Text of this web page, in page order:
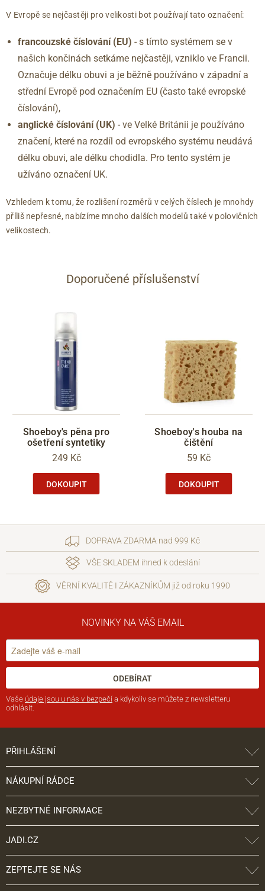
42.5
44
44.5
45
46
46.5
47
9.5
10
10.5
11
12
283
292
296
300
304
313
V Evropě se nejčastěji pro velikosti bot používají tato označení:
francouzské číslování (EU) - s tímto systémem se v
našich končinách setkáme nejčastěji, vzniklo ve Francii.
Označuje délku obuvi a je běžně používáno v západní a
střední Evropě pod označením EU (často také evropské
číslování),
anglické číslování (UK) - ve Velké Británii je používáno
značení, které na rozdíl od evropského systému neudává
délku obuvi, ale délku chodidla. Pro tento systém je
užíváno označení UK.
Vzhledem k tomu, že rozlišení rozměrů v celých číslech je mnohdy
příliš nepřesné, nabízíme mnoho dalších modelů také v polovičních
velikostech.
Doporučené příslušenství
Shoeboy's pěna pro
ošetření syntetiky
249 Kč
DOKOUPIT
Shoeboy's houba na
čištění
59 Kč
DOKOUPIT
DOPRAVA ZDARMA nad 999 Kč
VŠE SKLADEM ihned k odeslání
VĚRNÍ KVALITĚ I ZÁKAZNÍKŮM již od roku 1990
NOVINKY NA VÁŠ EMAIL
ODEBÍRAT
Vaše údaje jsou u nás v bezpečí a kdykoliv se můžete z newsletteru
odhlásit.
PŘIHLÁŠENÍ
NÁKUPNÍ RÁDCE
NEZBYTNÉ INFORMACE
JADI.CZ
ZEPTEJTE SE NÁS